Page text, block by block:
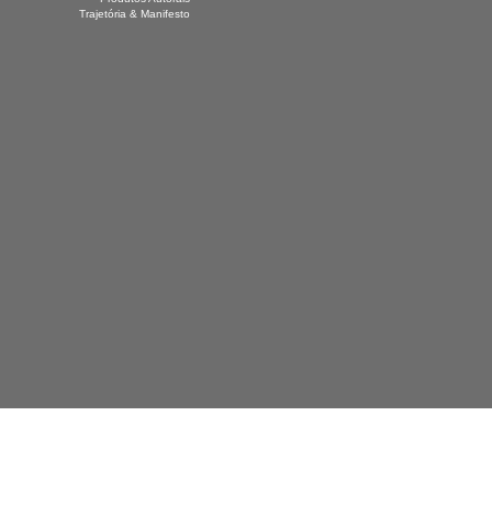
Trajetória & Manifesto